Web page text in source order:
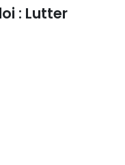
: Lutter